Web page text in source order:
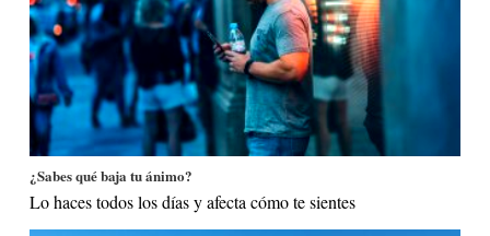
¿Sabes qué baja tu ánimo?
Lo haces todos los días y afecta cómo te sientes